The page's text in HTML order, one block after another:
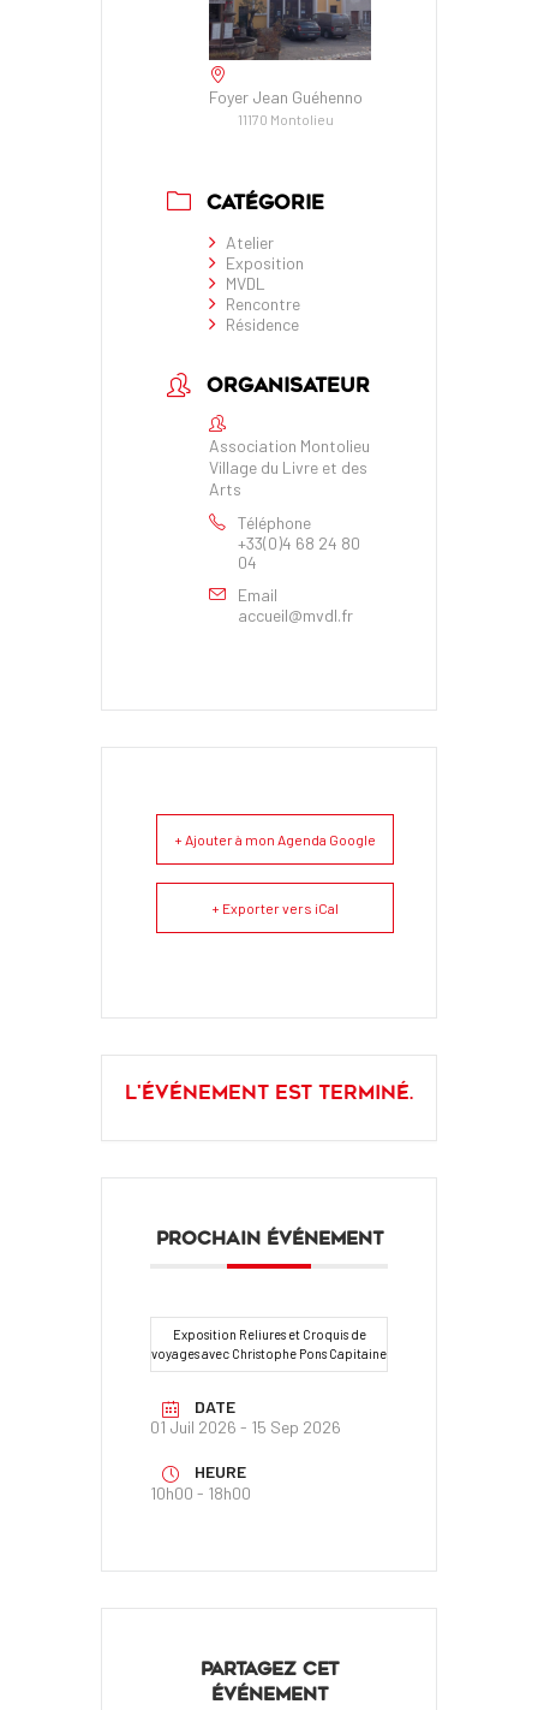
Foyer Jean Guéhenno
11170 Montolieu
CATÉGORIE
Atelier
Exposition
MVDL
Rencontre
Résidence
ORGANISATEUR
Association Montolieu
Village du Livre et des
Arts
Téléphone
+33(0)4 68 24 80
04
Email
accueil@mvdl.fr
+ Ajouter à mon Agenda Google
+ Exporter vers iCal
L'événement est terminé.
PROCHAIN ÉVÉNEMENT
Exposition Reliures et Croquis de
voyages avec Christophe Pons Capitaine
DATE
01 Juil 2026 - 15 Sep 2026
HEURE
10h00 - 18h00
PARTAGEZ CET
ÉVÉNEMENT